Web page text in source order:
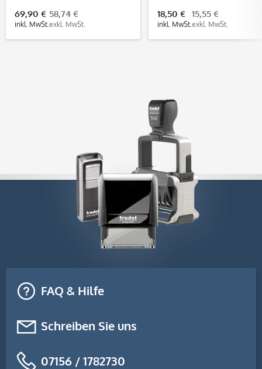
69,90 €
inkl. MwSt.
58,74 €
exkl. MwSt.
18,50 €
inkl. MwSt.
15,55 €
exkl. MwSt.
FAQ & Hilfe
Schreiben Sie uns
07156 / 1782730